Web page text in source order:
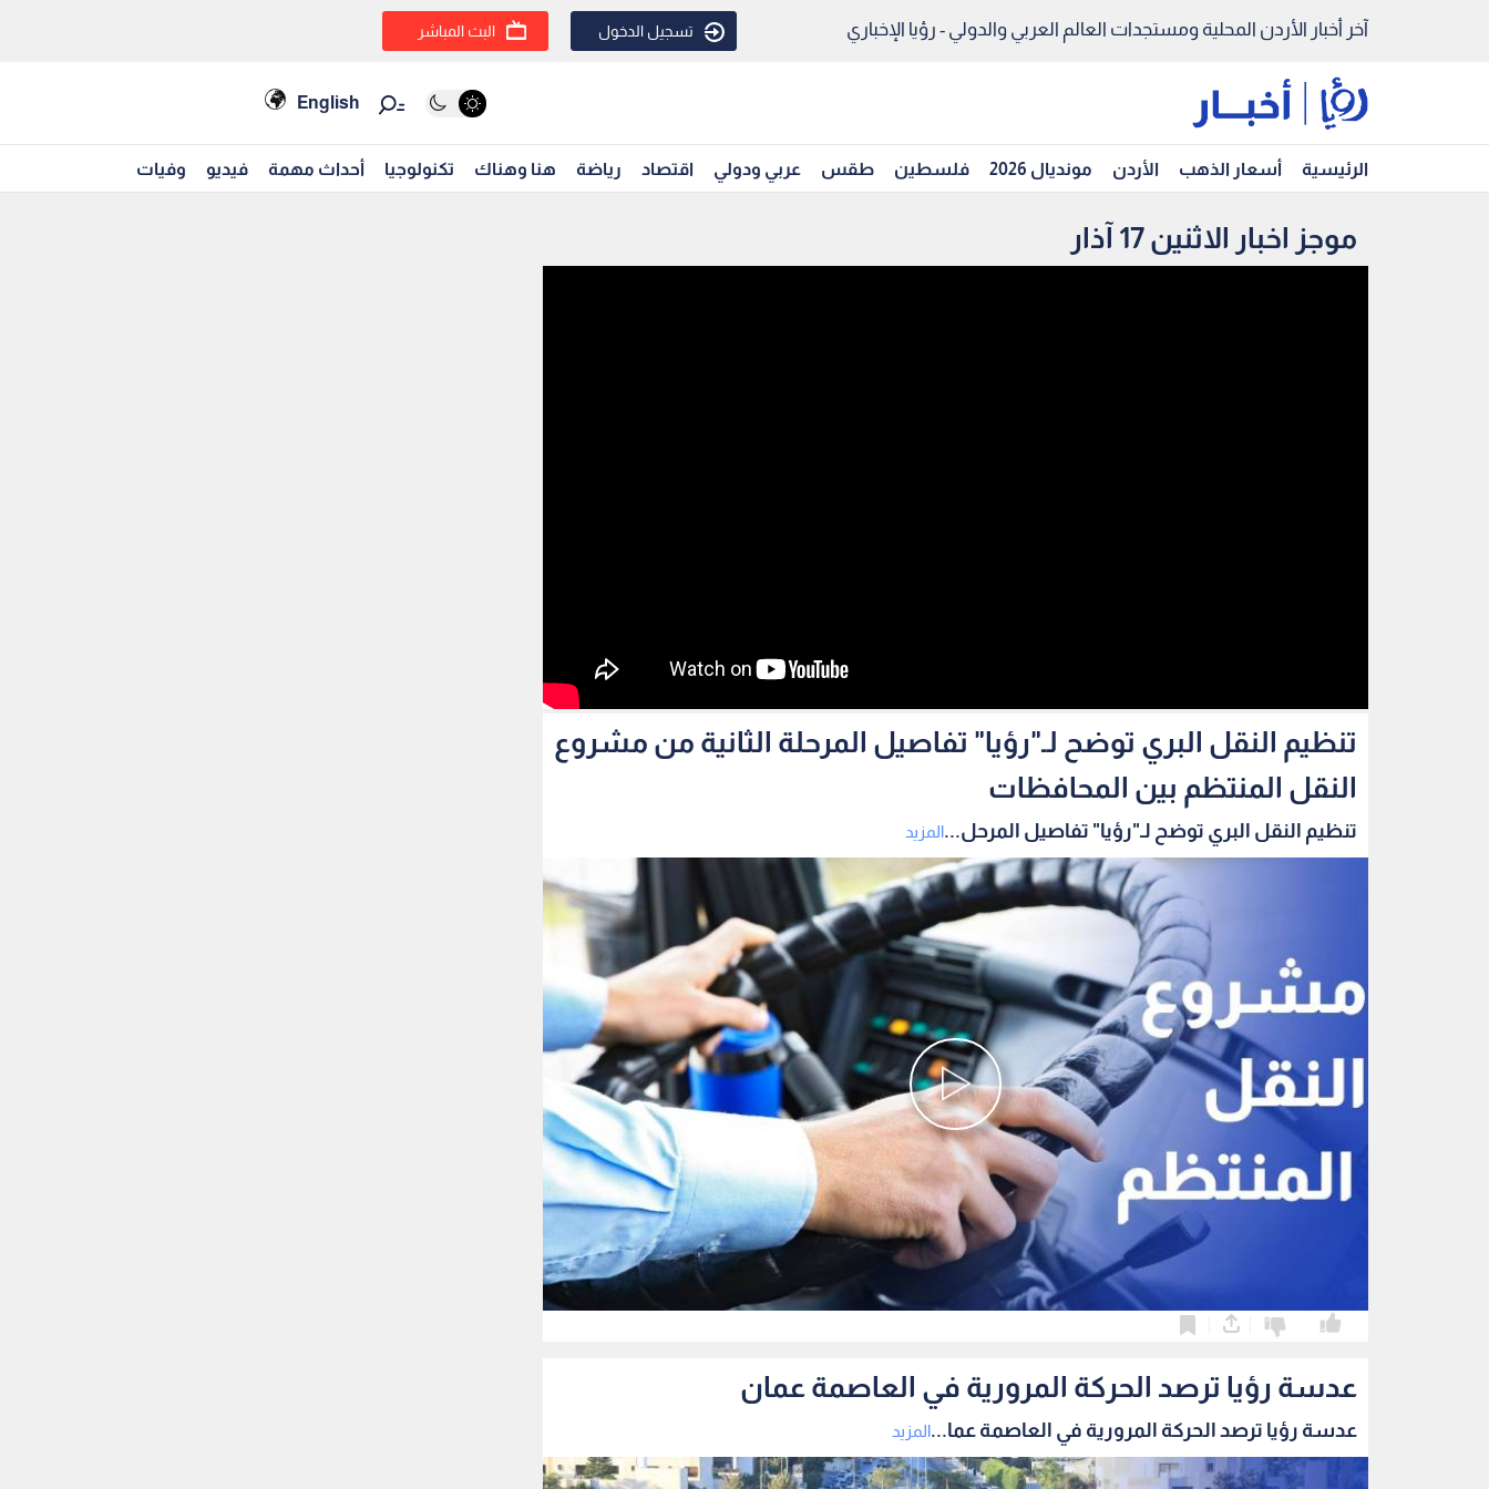
آخر أخبار الأردن المحلية ومستجدات العالم العربي والدولي - رؤيا الإخباري تسجيل الدخول البث المباشر
English
الرئيسية أسعار الذهب الأردن مونديال 2026 فلسطين طقس عربي ودولي اقتصاد رياضة هنا وهناك تكنولوجيا أحداث مهمة فيديو وفيات
موجز اخبار الاثنين 17 آذار
تنظيم النقل البري توضح لـ"رؤيا" تفاصيل المرحلة الثانية من مشروع
النقل المنتظم بين المحافظات
تنظيم النقل البري توضح لـ"رؤيا" تفاصيل المرحل...المزيد
عدسة رؤيا ترصد الحركة المرورية في العاصمة عمان
عدسة رؤيا ترصد الحركة المرورية في العاصمة عما...المزيد